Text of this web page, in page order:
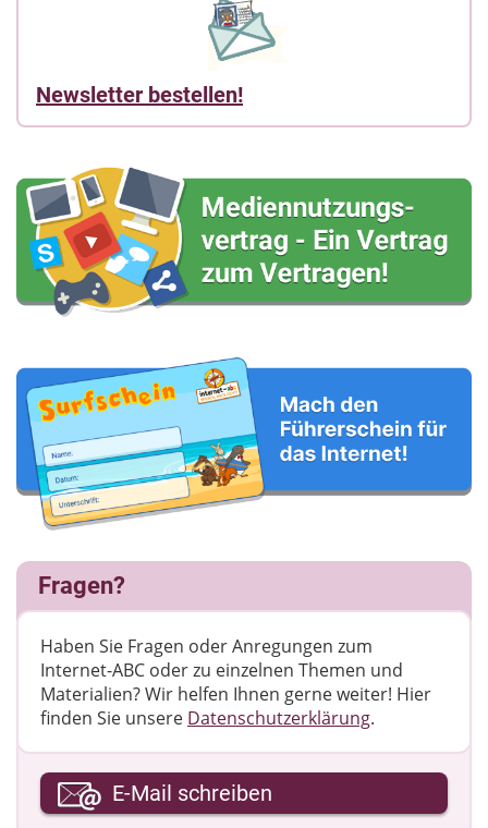
Newsletter bestellen!
Fragen?
Haben Sie Fragen oder Anregungen zum
Internet-ABC oder zu einzelnen Themen und
Materialien? Wir helfen Ihnen gerne weiter! ​Hier
finden Sie unsere Datenschutzerklärung.
Ihre E-Mail-Adresse
E-Mail schreiben